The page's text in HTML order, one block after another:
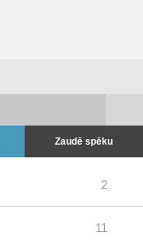
Zaudē spēku
2
11